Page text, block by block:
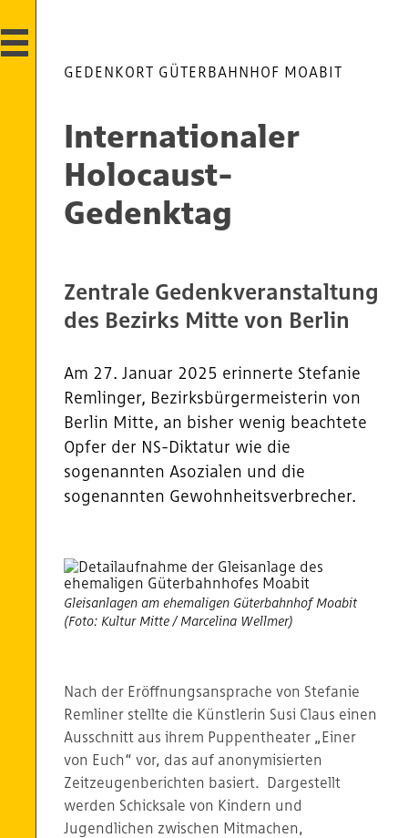
GEDENKORT GÜTERBAHNHOF MOABIT
Internationaler
Holocaust-
Gedenktag
Zentrale Gedenkveranstaltung
des Bezirks Mitte von Berlin
Am 27. Januar 2025 erinnerte Stefanie
Remlinger, Bezirksbürgermeisterin von
Berlin Mitte, an bisher wenig beachtete
Opfer der NS-Diktatur wie die
sogenannten Asozialen und die
sogenannten Gewohnheitsverbrecher.
Gleisanlagen am ehemaligen Güterbahnhof Moabit
(Foto: Kultur Mitte / Marcelina Wellmer)
Nach der Eröffnungsansprache von Stefanie
Remliner stellte die Künstlerin Susi Claus einen
Ausschnitt aus ihrem Puppentheater „Einer
von Euch“ vor, das auf anonymisierten
Zeitzeugenberichten basiert. Dargestellt
werden Schicksale von Kindern und
Jugendlichen zwischen Mitmachen,